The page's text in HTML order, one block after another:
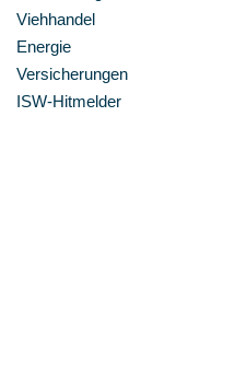
Viehhandel
Energie
Versicherungen
ISW-Hitmelder